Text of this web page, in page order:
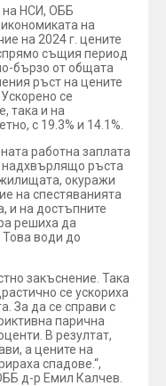
на НСИ, ОББ
на
на 2024 г. цените
същия период
бързо от общата
ръст на цените
се
така и на
с 19.3% и 14.1%.
работна заплата
надхвърлящо ръста
окуражи
на спестяванията
и на достъпните
решиха да
води до
закъснение. Така
се ускориха
За да се справи с
парична
В резултат,
а цените на
спадове.“,
д-р Емил Калчев.